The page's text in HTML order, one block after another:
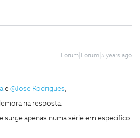
Forum|Forum|5 years ago
e @Jose Rodrigues,
na resposta.
surge apenas numa série em específico